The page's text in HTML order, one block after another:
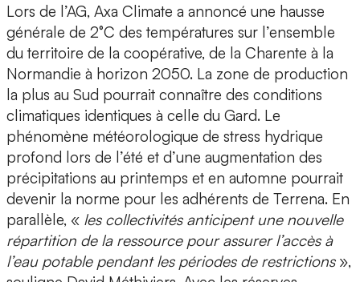
Lors de l’AG, Axa Climate a annoncé une hausse
générale de 2°C des températures sur l’ensemble
du territoire de la coopérative, de la Charente à la
Normandie à horizon 2050. La zone de production
la plus au Sud pourrait connaître des conditions
climatiques identiques à celle du Gard. Le
phénomène météorologique de stress hydrique
profond lors de l’été et d’une augmentation des
précipitations au printemps et en automne pourrait
devenir la norme pour les adhérents de Terrena. En
parallèle, « les collectivités anticipent une nouvelle
répartition de la ressource pour assurer l’accès à
l’eau potable pendant les périodes de restrictions»,